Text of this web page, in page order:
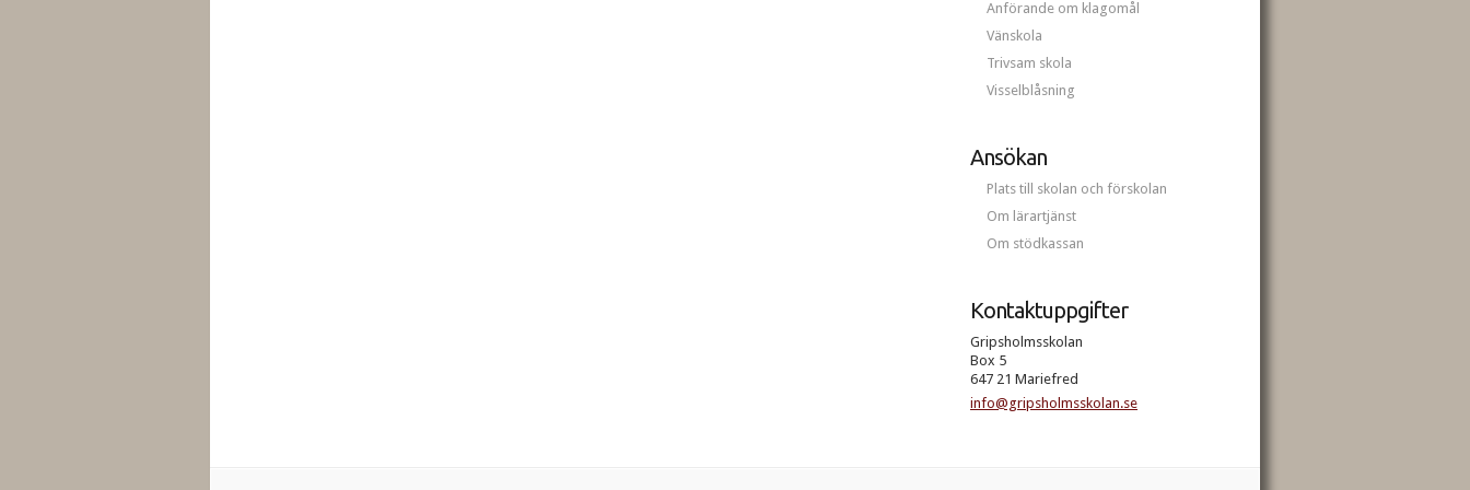
Anförande om klagomål
Vänskola
Trivsam skola
Visselblåsning
Ansökan
Plats till skolan och förskolan
Om lärartjänst
Om stödkassan
Kontaktuppgifter
Gripsholmsskolan
Box 5
647 21 Mariefred
info@gripsholmsskolan.se